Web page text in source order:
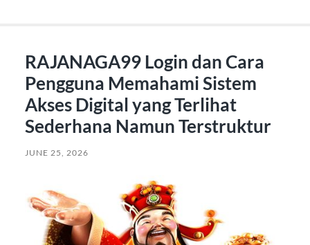
RAJANAGA99 Login dan Cara
Pengguna Memahami Sistem
Akses Digital yang Terlihat
Sederhana Namun Terstruktur
JUNE 25, 2026